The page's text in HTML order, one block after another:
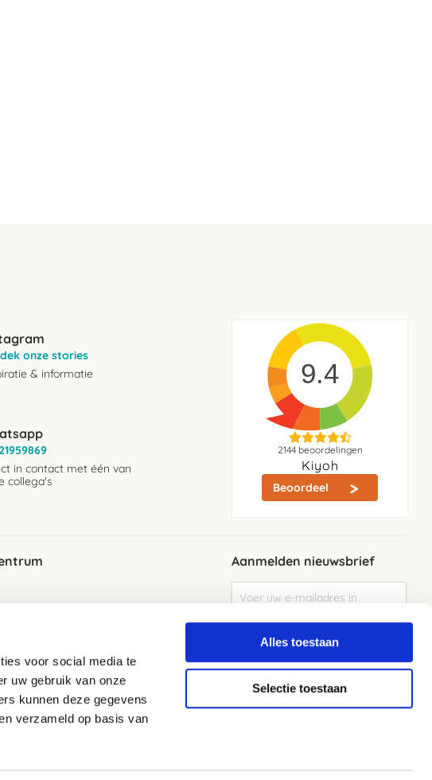
voor social media te
uw gebruik van onze
kunnen deze gegevens
verzameld op basis van
Alles toestaan
Selectie toestaan
onze stories
& informatie
in contact met één van
collega's
9.4
2144beoordelingen
Kiyoh
Beoordeel
Aanmelden nieuwsbrief
u
op
Elke week de beste acties en het laaste